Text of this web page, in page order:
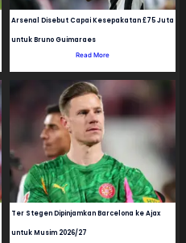
Arsenal Disebut Capai Kesepakatan £75 Juta
untuk Bruno Guimaraes
Read More
Ter Stegen Dipinjamkan Barcelona ke Ajax
untuk Musim 2026/27